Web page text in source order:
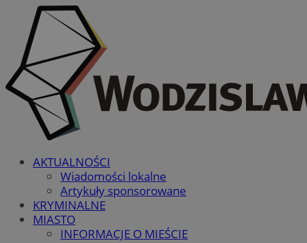
AKTUALNOŚCI
Wiadomości lokalne
Artykuły sponsorowane
KRYMINALNE
MIASTO
INFORMACJE O MIEŚCIE